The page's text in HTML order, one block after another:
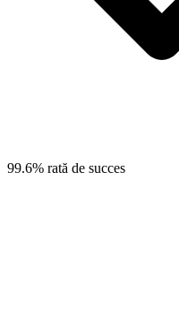
99.6% rată de succes